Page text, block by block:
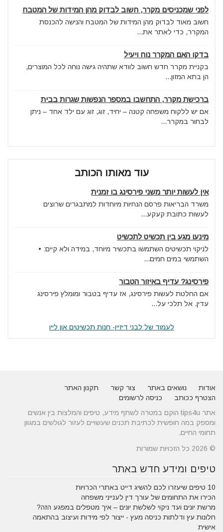
לפני שמכניסים מקרר, חשוב לבדוק מהן המידות של המטבח
חשוב מאוד לבדוק מהן המידות של המטבח והנישה להכנסת
המקרר, כדי לאתר את...
בדקו האם המקרר נוח ויעיל
בקניית מקרר חדש חשוב לוודא שתהיה גישה נוחה לכל המוצרים,
הן בתא המזון...
ברכישת מקרר, התחשבו במספר הנפשות שגרות בבית
אם יש ללקוח משפחה קטנה – יחיד, זוג, זוג עם ילד אחד – ניתן
לבחור במקרר...
עוד מאותו הכותב
אין לעשות יותר משני פירסינג בו זמנית
משרד הבריאות פרסם הנחיות מיוחדות למתבגרים שרוצים
לעשות כתובת קעקע...
מינעו מגע בין תכשיט לתכשיט
לניקוי תכשיטים השתמשו בתכשיר מיוחד, במידה ולא קיים: •
השתמשי במים חמים...
פירסינג? עדיף באיזור הטבור
אם החלטת לעשות פירסינג, אז עדיף בטבור ומומלץ פירסינג
עדין. אל תלכי על...
לעמוד של לבני דיזיין- חנות תכשיטים און ליין
אודות נושאים באתר צור קשר
תקנון האתר
הצטרף ככותב
כניסה לרשומים
אתר tips4u הוקם במטרה לשתף מידע, טיפים והמלצות בין אנשים
ומספק במה חופשית לכתיבת תכנים שעשויים לעזור לגולשים במגוון
תחומי החיים.
© 2026 כל הזכויות שמורות
טיפים ומידע חדש באתר
10 טיפים שיעזרו לכם להשיג דייט באתרי הכרויות
הכירו את התחומים של עורך דין לענייני משפחה
מרשת יונים ועד ניקוי לשלשת יונים – איך מטפלים במפגע הזה?
חלונות עץ ודלתות כניסה מעץ - ייצור לפי מידות ועיצוב בהתאמה
אישית